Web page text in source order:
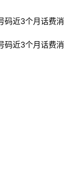
码近3个月话费消
码近3个月话费消